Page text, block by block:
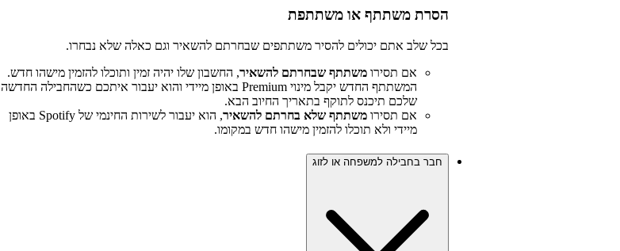
הסרת משתתף או משתתפת
בכל שלב אתם יכולים להסיר משתתפים שבחרתם להשאיר וגם כאלה שלא נבחרו.
אם תסירו משתתף שבחרתם להשאיר, החשבון שלו יהיה זמין ותוכלו להזמין מישהו חדש.
המשתתף החדש יקבל מינוי Premium באופן מיידי והוא יעבור איתכם כשהחבילה החדשה
שלכם תיכנס לתוקף בתאריך החיוב הבא.
אם תסירו משתתף שלא בחרתם להשאיר
, הוא יעבור לשירות החינמי של Spotify באופן
מיידי ולא תוכלו להזמין מישהו חדש במקומו.
חבר בחבילה למשפחה או לזוג